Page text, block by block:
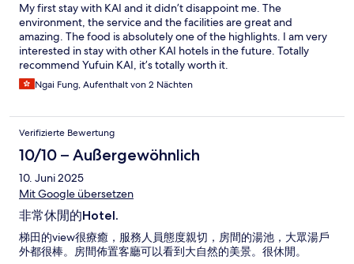
My first stay with KAI and it didn’t disappoint me. The
environment, the service and the facilities are great and
amazing. The food is absolutely one of the highlights. I am very
interested in stay with other KAI hotels in the future. Totally
recommend Yufuin KAI, it’s totally worth it.
Ngai Fung, Aufenthalt von 2 Nächten
Verifizierte Bewertung
10/10 – Außergewöhnlich
10. Juni 2025
Mit Google übersetzen
非常休閒的Hotel.
梯田的view很療癒，服務人員態度親切，房間的湯池，大眾湯戶
外都很棒。房間佈置客廳可以看到大自然的美景。很休閒。